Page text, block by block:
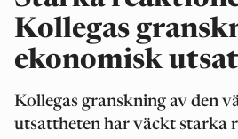
Kollegas
ekonomisk
Kollegas granskning av den
utsattheten har väckt starka